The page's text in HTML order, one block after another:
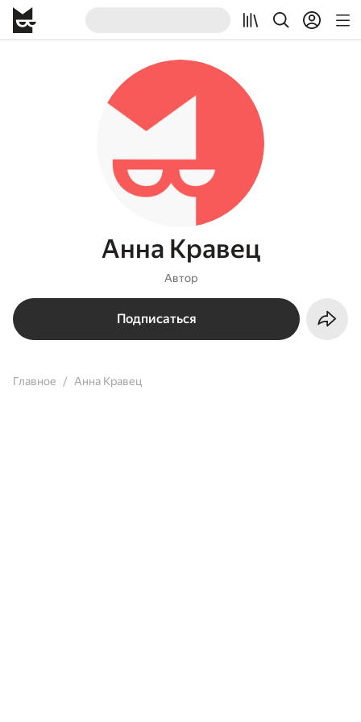
Анна Кравец
Автор
Подписаться
Главное Анна Кравец